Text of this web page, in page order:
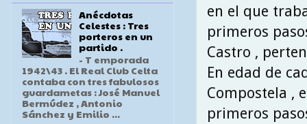
en el que
primeros
Castro ,
En edad de
Compostela ,
primeros
Anécdotas
Celestes : Tres
porteros en un
partido .
- T emporada
1942\43 . El Real Club Celta
contaba con tres fabulosos
guardametas : José Manuel
Bermúdez , Antonio
Sánchez y Emilio ...